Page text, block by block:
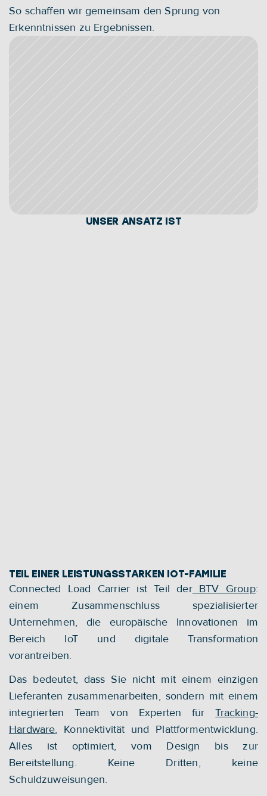
So schaffen wir gemeinsam den Sprung von
Erkenntnissen zu Ergebnissen.
UNSER ANSATZ IST
erfüllen.
TEIL EINER LEISTUNGSSTARKEN IOT-FAMILIE
Connected Load Carrier ist Teil der BTV Group:
einem Zusammenschluss spezialisierter
Unternehmen, die europäische Innovationen im
Bereich IoT und digitale Transformation
vorantreiben.
Das bedeutet, dass Sie nicht mit einem einzigen
Lieferanten zusammenarbeiten, sondern mit einem
integrierten Team von Experten für Tracking-
Hardware, Konnektivität und Plattformentwicklung.
Alles ist optimiert, vom Design bis zur
Bereitstellung. Keine Dritten, keine
Schuldzuweisungen.